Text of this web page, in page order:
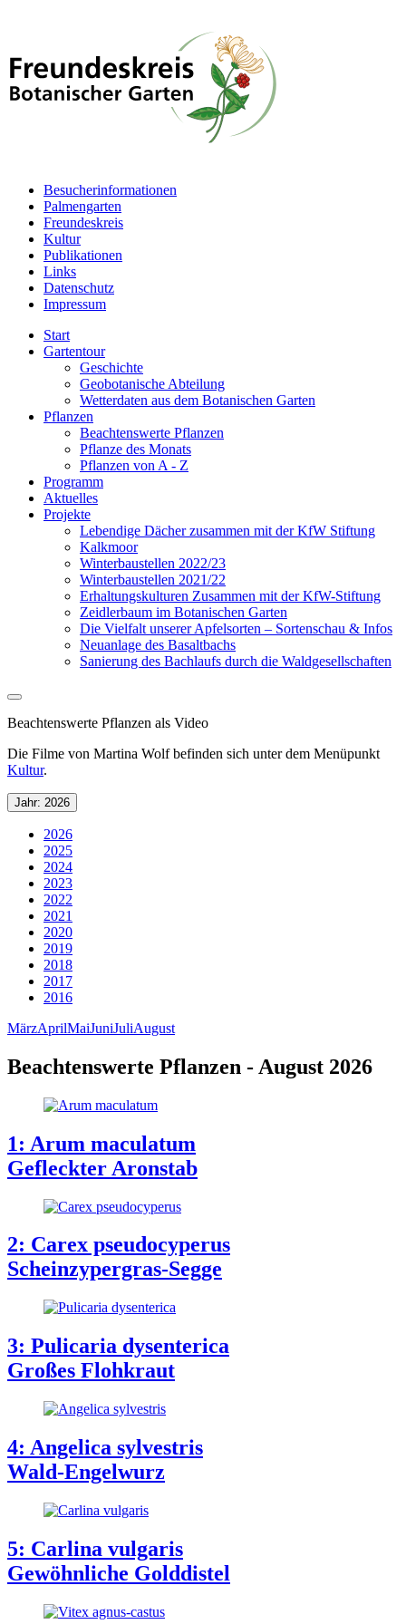
Besucherinformationen
Palmengarten
Freundeskreis
Kultur
Publikationen
Links
Datenschutz
Impressum
Start
Gartentour
Geschichte
Geobotanische Abteilung
Wetterdaten aus dem Botanischen Garten
Pflanzen
Beachtenswerte Pflanzen
Pflanze des Monats
Pflanzen von A - Z
Programm
Aktuelles
Projekte
Lebendige Dächer zusammen mit der KfW Stiftung
Kalkmoor
Winterbaustellen 2022/23
Winterbaustellen 2021/22
Erhaltungskulturen Zusammen mit der KfW-Stiftung
Zeidlerbaum im Botanischen Garten
Die Vielfalt unserer Apfelsorten – Sortenschau & Infos
Neuanlage des Basaltbachs
Sanierung des Bachlaufs durch die Waldgesellschaften
Beachtenswerte Pflanzen als Video
Die Filme von Martina Wolf befinden sich unter dem Menüpunkt
Kultur.
Jahr: 2026
2026
2025
2024
2023
2022
2021
2020
2019
2018
2017
2016
MärzAprilMaiJuniJuliAugust
Beachtenswerte Pflanzen - August 2026
1: Arum maculatum
Gefleckter Aronstab
2: Carex pseudocyperus
Scheinzypergras-Segge
3: Pulicaria dysenterica
Großes Flohkraut
4: Angelica sylvestris
Wald-Engelwurz
5: Carlina vulgaris
Gewöhnliche Golddistel